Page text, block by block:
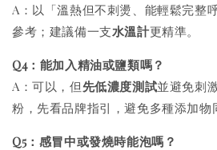
A：以「溫熱但不刺燙、能輕鬆完整
參考；建議備一支水溫計更精準。
Q4：能加入精油或鹽類嗎？
A：可以，但先低濃度測試並避免刺
粉，先看品牌指引，避免多種添加物
Q5：感冒中或發燒時能泡嗎？